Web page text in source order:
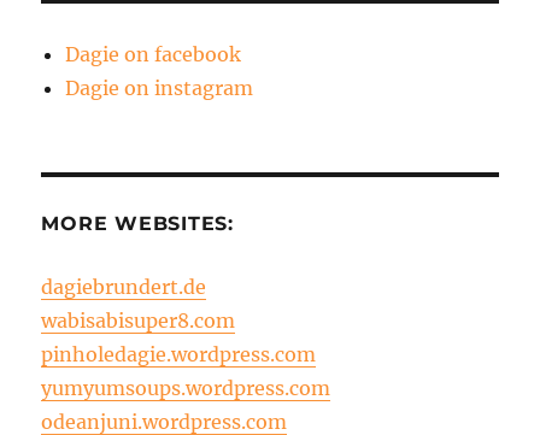
Dagie on facebook
Dagie on instagram
MORE WEBSITES:
dagiebrundert.de
wabisabisuper8.com
pinholedagie.wordpress.com
yumyumsoups.wordpress.com
odeanjuni.wordpress.com